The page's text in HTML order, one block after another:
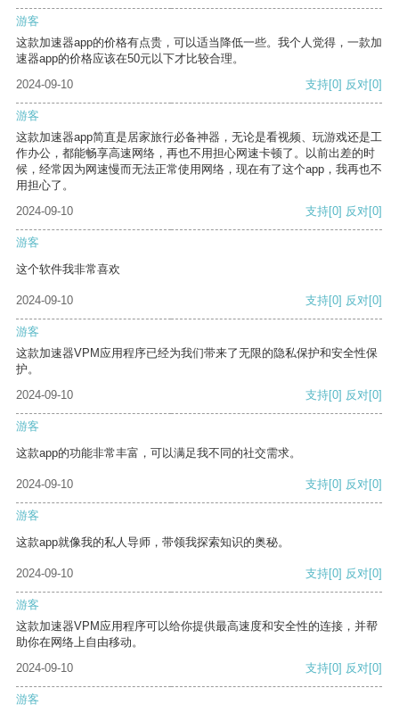
游客
这款加速器app的价格有点贵，可以适当降低一些。我个人觉得，一款加
速器app的价格应该在50元以下才比较合理。
2024-09-10
支持[0] 反对[0]
游客
这款加速器app简直是居家旅行必备神器，无论是看视频、玩游戏还是工
作办公，都能畅享高速网络，再也不用担心网速卡顿了。以前出差的时
候，经常因为网速慢而无法正常使用网络，现在有了这个app，我再也不
用担心了。
2024-09-10
支持[0] 反对[0]
游客
这个软件我非常喜欢
2024-09-10 支持[0] 反对[0]
游客
这款加速器VPM应用程序已经为我们带来了无限的隐私保护和安全性保
护。
2024-09-10
支持[0] 反对[0]
游客
这款app的功能非常丰富，可以满足我不同的社交需求。
2024-09-10 支持[0] 反对[0]
游客
这款app就像我的私人导师，带领我探索知识的奥秘。
2024-09-10 支持[0] 反对[0]
游客
这款加速器VPM应用程序可以给你提供最高速度和安全性的连接，并帮
助你在网络上自由移动。
2024-09-10
支持[0] 反对[0]
游客